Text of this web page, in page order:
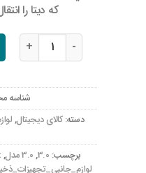
كه دیتا را
تبدیل USB 3.0 به SATA LTS1696342 عدد
شناسه
دسته:کالای دیجیتال,
برچسب: 3.0
, 3.0 مدل ,